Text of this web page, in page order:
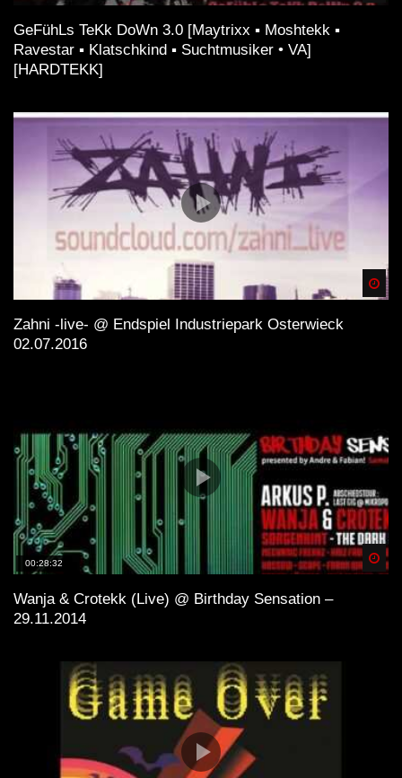
GeFühLs TeKk DoWn 3.0 [Maytrixx ▪ Moshtekk ▪
Ravestar ▪ Klatschkind ▪ Suchtmusiker • VA]
[HARDTEKK]
Zahni -live- @ Endspiel Industriepark Osterwieck
02.07.2016
00:28:32
Wanja & Crotekk (Live) @ Birthday Sensation –
29.11.2014